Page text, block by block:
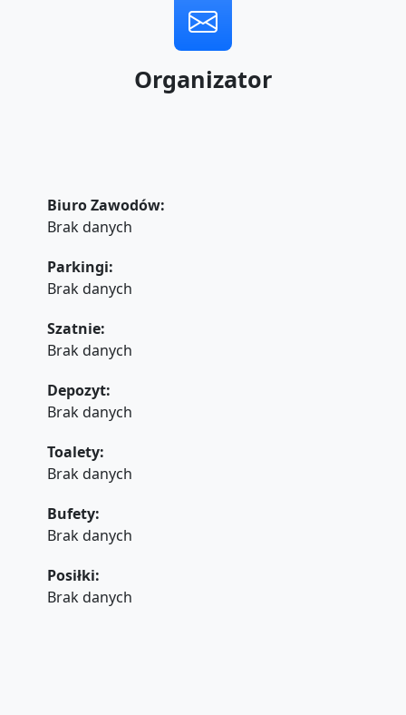
Organizator
Biuro Zawodów:
Brak danych
Parkingi:
Brak danych
Szatnie:
Brak danych
Depozyt:
Brak danych
Toalety:
Brak danych
Bufety:
Brak danych
Posiłki:
Brak danych